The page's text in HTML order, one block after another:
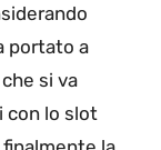
portato a
si va
con lo slot